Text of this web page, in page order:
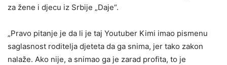
za žene i djecu iz Srbije „Daje“.
„Pravo pitanje je da li je taj Youtuber Kimi imao pismenu
saglasnost roditelja djeteta da ga snima, jer tako zakon
nalaže. Ako nije, a snimao ga je zarad profita, to je